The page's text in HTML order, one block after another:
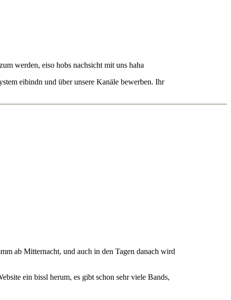
werden, eiso hobs nachsicht mit uns haha
eibindn und über unsere Kanäle bewerben. Ihr
ab Mitternacht, und auch in den Tagen danach wird
ein bissl herum, es gibt schon sehr viele Bands,